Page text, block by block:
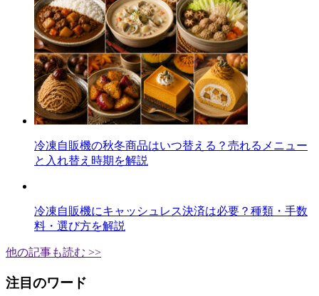
冷凍自販機の秋冬商品はいつ替える？売れるメニュー
と入れ替え時期を解説
冷凍自販機にキャッシュレス決済は必要？種類・手数
料・選び方を解説
他の記事も読む >>
注目のワード